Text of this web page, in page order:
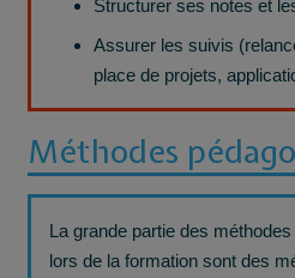
Structurer ses notes et
Assurer les suivis
place de projets,
Méthodes
La grande partie des
lors de la formation sont des